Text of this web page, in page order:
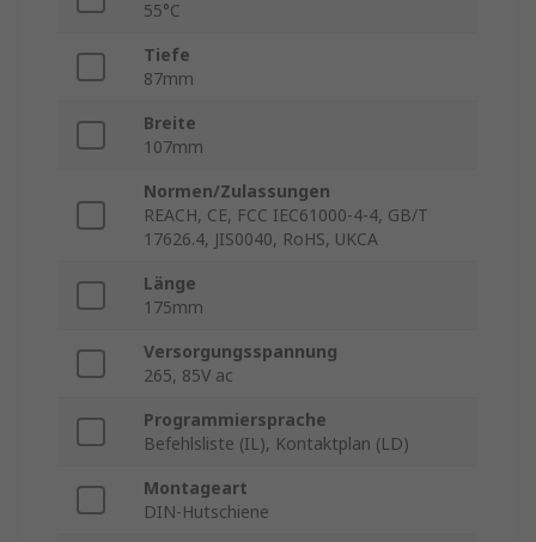
55°C
Tiefe
87mm
Breite
107mm
Normen/Zulassungen
REACH, CE, FCC IEC61000-4-4, GB/T
17626.4, JIS0040, RoHS, UKCA
Länge
175mm
Versorgungsspannung
265, 85V ac
Programmiersprache
Befehlsliste (IL), Kontaktplan (LD)
Montageart
DIN-Hutschiene